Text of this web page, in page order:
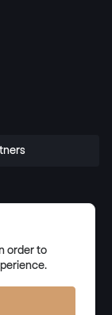
order to